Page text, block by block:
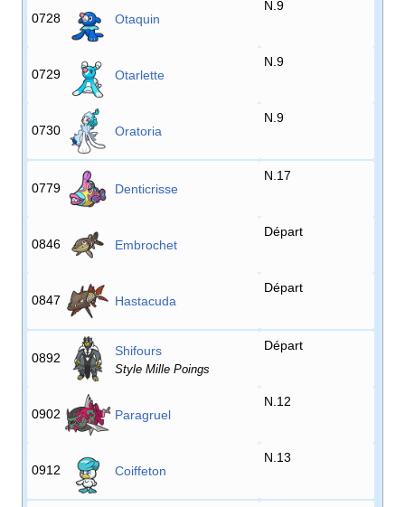
0728 Otaquin
N.9
0729 Otarlette
N.9
0730 Oratoria
N.9
0779 Denticrisse
N.17
0846 Embrochet
Départ
0847 Hastacuda
Départ
0892 Shifours
Style Mille Poings
Départ
0902 Paragruel
N.12
0912 Coiffeton
N.13